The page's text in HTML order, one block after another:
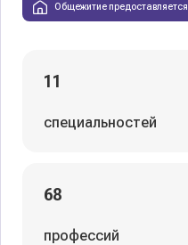
Общежитие предоставляется
11
специальностей
68
профессий